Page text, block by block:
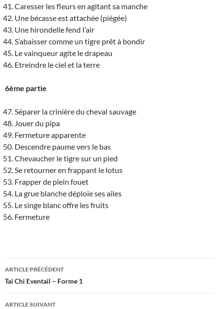
Caresser les fleurs en agitant sa manche
Une bécasse est attachée (piégée)
Une hirondelle fend I’air
S’abaisser comme un tigre prêt à bondir
Le vainqueur agite le drapeau
Etreindre le ciel et la terre
6ème partie
Séparer la crinière du cheval sauvage
Jouer du pipa
Fermeture apparente
Descendre paume vers le bas
Chevaucher le tigre sur un pied
Se retourner en frappant le lotus
Frapper de plein fouet
La grue blanche déploie ses ailes
Le singe blanc offre les fruits
Fermeture
Navigation
des
articles
ARTICLE PRÉCÉDENT
Tai Chi Eventail – Forme 1
ARTICLE SUIVANT